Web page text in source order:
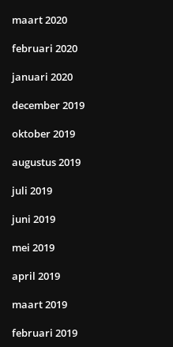
maart 2020
februari 2020
januari 2020
december 2019
oktober 2019
augustus 2019
juli 2019
juni 2019
mei 2019
april 2019
maart 2019
februari 2019